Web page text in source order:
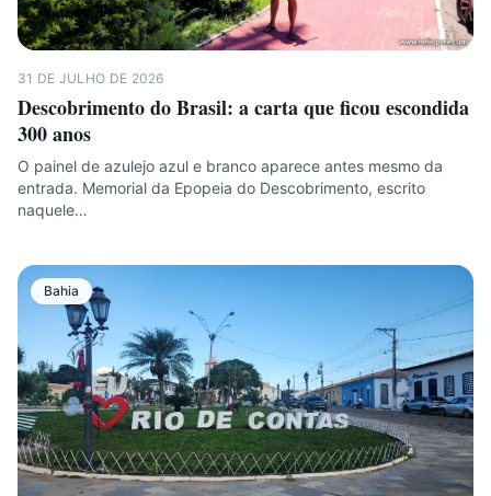
31 DE JULHO DE 2026
Descobrimento do Brasil: a carta que ficou escondida
300 anos
O painel de azulejo azul e branco aparece antes mesmo da
entrada. Memorial da Epopeia do Descobrimento, escrito
naquele…
Bahia